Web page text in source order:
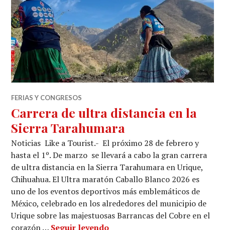
FERIAS Y CONGRESOS
Carrera de ultra distancia en la
Sierra Tarahumara
Noticias Like a Tourist.- El próximo 28 de febrero y
hasta el 1º. De marzo se llevará a cabo la gran carrera
de ultra distancia en la Sierra Tarahumara en Urique,
Chihuahua. El Ultra maratón Caballo Blanco 2026 es
uno de los eventos deportivos más emblemáticos de
México, celebrado en los alrededores del municipio de
Urique sobre las majestuosas Barrancas del Cobre en el
corazón … Seguir leyendoCarrera de ultra distancia en